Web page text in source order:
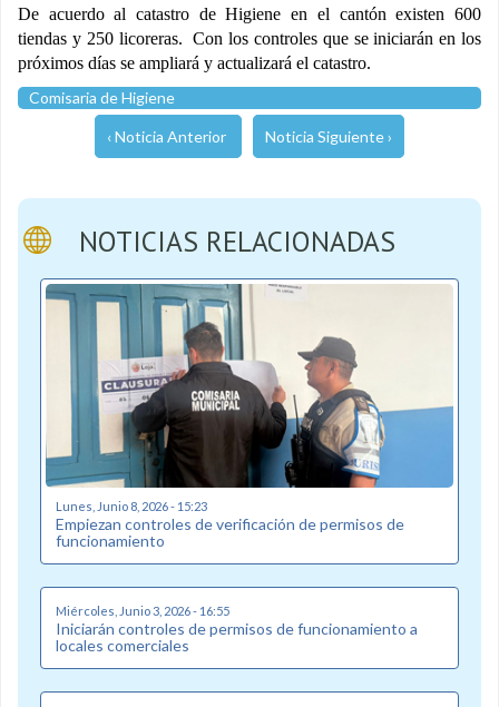
De acuerdo al catastro de Higiene en el cantón existen 600
tiendas y 250 licoreras. Con los controles que se iniciarán en los
próximos días se ampliará y actualizará el catastro.
Comisaria de Higiene
‹ Noticia Anterior Noticia Siguiente ›
NOTICIAS RELACIONADAS
Lunes, Junio 8, 2026 - 15:23
Empiezan controles de verificación de permisos de
funcionamiento
Miércoles, Junio 3, 2026 - 16:55
Iniciarán controles de permisos de funcionamiento a
locales comerciales